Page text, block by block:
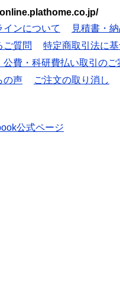
インについて
見積書・
ご質問
特定商取引法に
公費・科研費払い取引のご
の声 ご注文の取り消し
公式ページ